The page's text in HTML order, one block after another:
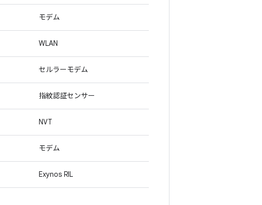
モデム
WLAN
セルラーモデム
指紋認証センサー
NVT
モデム
Exynos RIL